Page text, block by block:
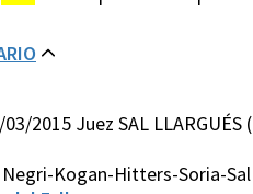
2015 Juez SAL LLARGUÉS
Kogan-Hitters-Soria-